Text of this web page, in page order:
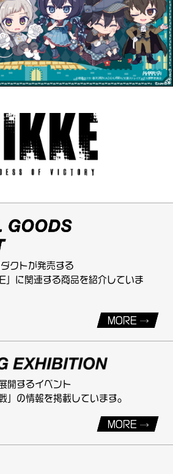
クトが発売する
」に関連する商品を紹介していま
MORE
開するイベント
」の情報を掲載しています。
MORE